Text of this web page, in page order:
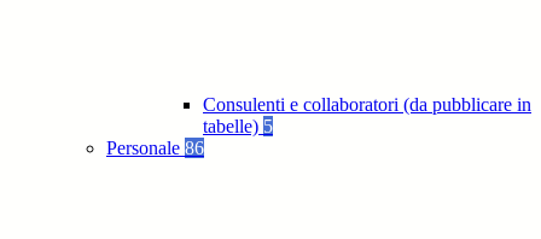
Consulenti e collaboratori (da pubblicare in
tabelle) 5
Personale 86